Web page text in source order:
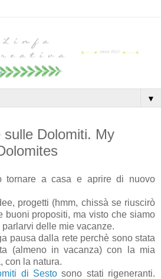
▼
sulle Dolomiti. My
tornare a casa e aprire di nuovo
progetti (hmm, chissà se riuscirò
buoni propositi, ma visto che siamo
delle mie vacanze.
pausa dalla rete perchè sono stata
(almeno in vacanza) con la mia
con la natura.
di Sestosono stati rigeneranti.